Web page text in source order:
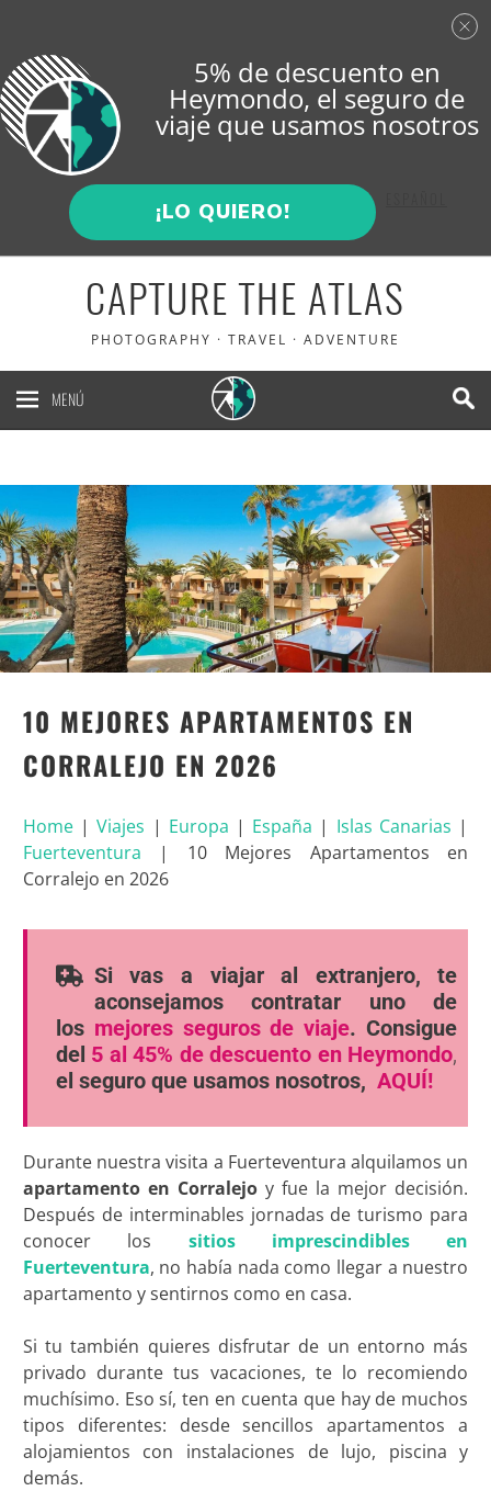
CAPTURE THE ATLAS
PHOTOGRAPHY · TRAVEL · ADVENTURE
MENÚ
10 MEJORES APARTAMENTOS EN
CORRALEJO EN 2026
Home|Viajes | Europa | España | Islas Canarias |
Fuerteventura | 10 Mejores Apartamentos en
Corralejo en 2026
Si vas a viajar al extranjero, te
aconsejamos contratar uno de
los mejores seguros de viaje. Consigue
del 5 al 45% de descuento en Heymondo,
el seguro que usamos nosotros, AQUÍ!
Durante nuestra visita a Fuerteventura alquilamos un
apartamento en Corralejo y fue la mejor decisión.
Después de interminables jornadas de turismo para
conocer los sitios imprescindibles en
Fuerteventura, no había nada como llegar a nuestro
apartamento y sentirnos como en casa.
Si tu también quieres disfrutar de un entorno más
privado durante tus vacaciones, te lo recomiendo
muchísimo. Eso sí, ten en cuenta que hay de muchos
tipos diferentes: desde sencillos apartamentos a
alojamientos con instalaciones de lujo, piscina y
demás.
5% de descuento en
Heymondo, el seguro de
viaje que usamos nosotros
¡LO QUIERO!